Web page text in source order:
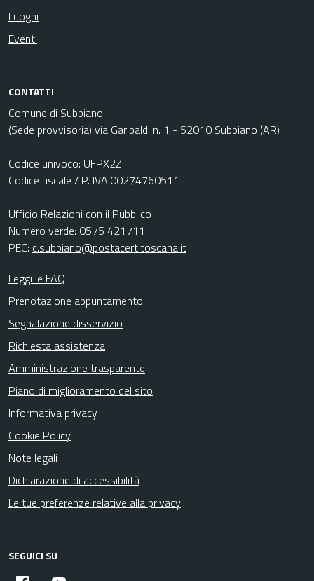
Luoghi
Eventi
CONTATTI
Comune di Subbiano
(Sede provvisoria) via Garibaldi n. 1 - 52010 Subbiano (AR)
Codice univoco: UFPX2Z
Codice fiscale / P. IVA:00274760511
Ufficio Relazioni con il Pubblico
Numero verde: 0575 421711
PEC: c.subbiano@postacert.toscana.it
Leggi le FAQ
Prenotazione appuntamento
Segnalazione disservizio
Richiesta assistenza
Amministrazione trasparente
Piano di miglioramento del sito
Informativa privacy
Cookie Policy
Note legali
Dichiarazione di accessibilità
Le tue preferenze relative alla privacy
SEGUICI SU